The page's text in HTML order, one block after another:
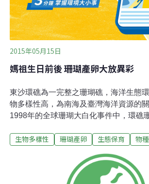
2015年05月15日
媽祖生日前後 珊瑚產卵大放異彩
東沙環礁為一完整之珊瑚礁，海洋生態
物多樣性高，為南海及臺灣海洋資源的
1998年的全球珊瑚大白化事件中，環礁
一星期的珊瑚產卵，海管處調查人員從4
監測珊瑚產卵的狀況。5月8日，海管處
以夜潛方式，潛進珊瑚礁區發現到菊珊
生物多樣性 珊瑚產卵 生態保育 物